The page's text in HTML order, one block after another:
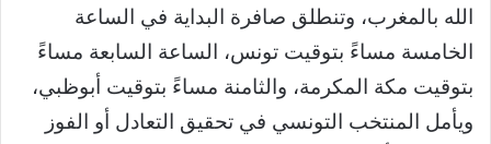
الله بالمغرب، وتنطلق صافرة البداية في الساعة
الخامسة مساءً بتوقيت تونس، الساعة السابعة مساءً
بتوقيت مكة المكرمة، والثامنة مساءً بتوقيت أبوظبي،
ويأمل المنتخب التونسي في تحقيق التعادل أو الفوز